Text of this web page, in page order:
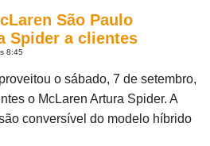
São Paulo
Spider a clientes
8:45
o sábado, 7 de setembro,
o McLaren Artura Spider. A
conversível do modelo híbrido